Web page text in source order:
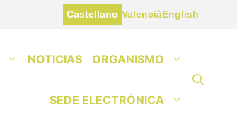
Castellano ValenciàEnglish
NOTICIAS ORGANISMO
SEDE ELECTRÓNICA